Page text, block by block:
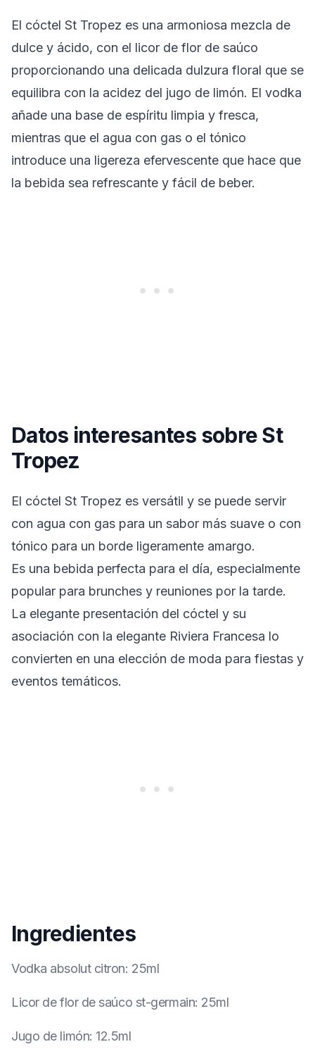
El cóctel St Tropez es una armoniosa mezcla de
dulce y ácido, con el licor de flor de saúco
proporcionando una delicada dulzura floral que se
equilibra con la acidez del jugo de limón. El vodka
añade una base de espíritu limpia y fresca,
mientras que el agua con gas o el tónico
introduce una ligereza efervescente que hace que
la bebida sea refrescante y fácil de beber.
Datos interesantes sobre St
Tropez
El cóctel St Tropez es versátil y se puede servir
con agua con gas para un sabor más suave o con
tónico para un borde ligeramente amargo.
Es una bebida perfecta para el día, especialmente
popular para brunches y reuniones por la tarde.
La elegante presentación del cóctel y su
asociación con la elegante Riviera Francesa lo
convierten en una elección de moda para fiestas y
eventos temáticos.
Ingredientes
Vodka absolut citron: 25ml
Licor de flor de saúco st-germain: 25ml
Jugo de limón: 12.5ml